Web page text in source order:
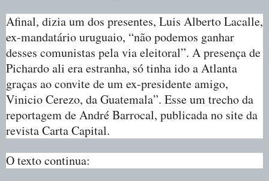
Afinal, dizia um dos presentes, Luis Alberto Lacalle,
ex-mandatário uruguaio, “não podemos ganhar
desses comunistas pela via eleitoral”. A presença de
Pichardo ali era estranha, só tinha ido a Atlanta
graças ao convite de um ex-presidente amigo,
Vinicio Cerezo, da Guatemala”. Esse um trecho da
reportagem de André Barrocal, publicada no site da
revista Carta Capital.
O texto continua: